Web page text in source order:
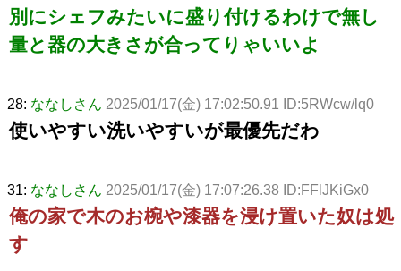
別にシェフみたいに盛り付けるわけで無し
量と器の大きさが合ってりゃいいよ
28: ななしさん 2025/01/17(金) 17:02:50.91 ID:5RWcw/lq0
使いやすい洗いやすいが最優先だわ
31: ななしさん 2025/01/17(金) 17:07:26.38 ID:FFlJKiGx0
俺の家で木のお椀や漆器を浸け置いた奴は処
す